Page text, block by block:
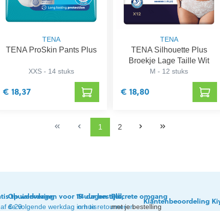
TENA
TENA ProSkin Pants Plus
XXS - 14 stuks
€ 18,37
TENA
TENA Silhouette Plus
Broekje Lage Taille Wit
M - 12 stuks
€ 18,80
1 2
thuislevering
€ 29
Op werkdagen voor 15 uur besteld,
de volgende werkdag in huis
14 dagen tijd
om te retourneren
Discrete omgang
met je bestelling
Klantenbeoordeling